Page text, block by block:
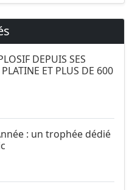
DEPUIS SES
ET PLUS DE 600
: un trophée dédié